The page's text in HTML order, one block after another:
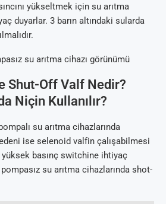
yükseltmek için su arıtma
duyarlar. 3 barın altındaki sularda
su arıtma cihazı görünümü
Shut-Off Valf Nedir?
Niçin Kullanılır?
su arıtma cihazlarında
ise selenoid valfin çalışabilmesi
basınç switchine ihtiyaç
su arıtma cihazlarında shot-